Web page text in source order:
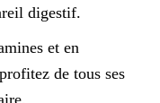
digestif.
et en
de tous ses